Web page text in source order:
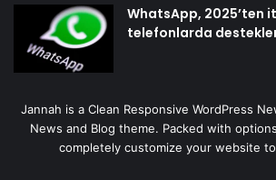
WhatsApp, 2025’ten
telefonlarda
Jannah is a Clean Responsive WordPress
News and Blog theme. Packed with
completely customize your website